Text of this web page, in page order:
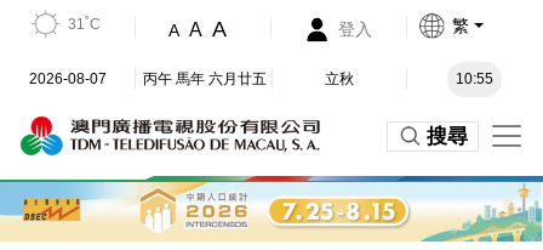
31˚C A A A 登入 繁
2026-08-07 丙午 馬年 六月廿五 立秋 10:55
搜尋